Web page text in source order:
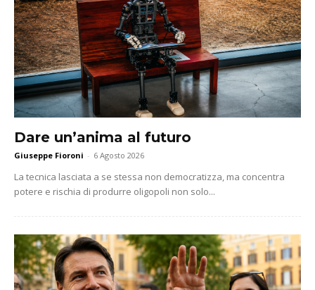
Dare un’anima al futuro
Giuseppe Fioroni - 6 Agosto 2026
La tecnica lasciata a se stessa non democratizza, ma concentra
potere e rischia di produrre oligopoli non solo...